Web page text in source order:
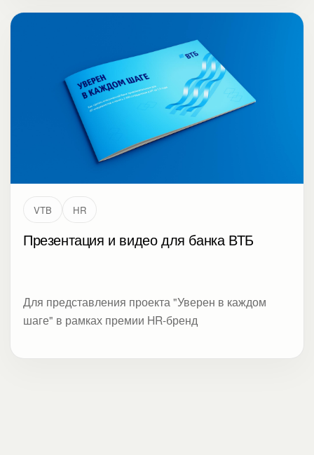
VTB HR
Презентация и видео для банка ВТБ
Для представления проекта "Уверен в каждом
шаге" в рамках премии HR-бренд